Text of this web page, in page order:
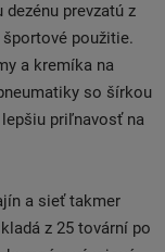
prevzatú z
použitie.
a kremíka na
so šírkou
lepšiu priľnavosť na
a sieť takmer
z 25 tovární po